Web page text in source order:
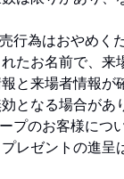
行為はおやめく
たお名前で、来
と来場者情報が
となる場合があ
プのお客様につ
レゼントの進呈